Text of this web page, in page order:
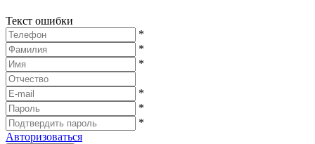
Текст ошибки
*
*
*
*
*
*
Авторизоваться